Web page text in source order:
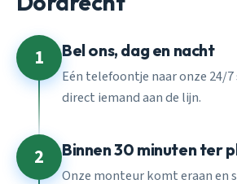
1 Bel ons, dag en nacht
Eén telefoontje naar onze 24/
direct iemand aan de lijn.
2 Binnen 30 minuten ter
Onze monteur komt eraan en